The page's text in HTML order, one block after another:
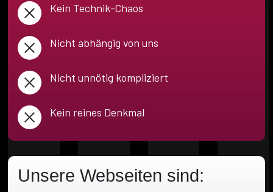
Kein Technik-Chaos
Nicht abhängig von uns
Nicht unnötig kompliziert
Kein reines Denkmal
Unsere Webseiten sind: